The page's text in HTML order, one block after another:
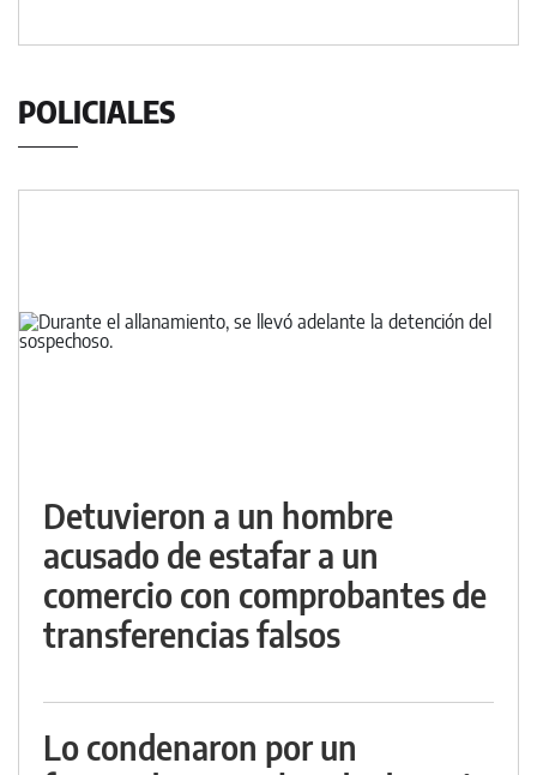
POLICIALES
Detuvieron a un hombre
acusado de estafar a un
comercio con comprobantes de
transferencias falsos
Lo condenaron por un